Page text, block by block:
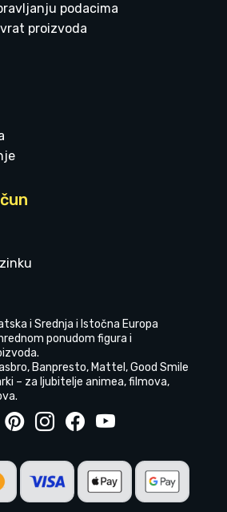
podacima
proizvoda
i Srednja i Istočna Europa
ponudom figura i
Banpresto, Mattel, Good Smile
– za ljubitelje animea, filmova,